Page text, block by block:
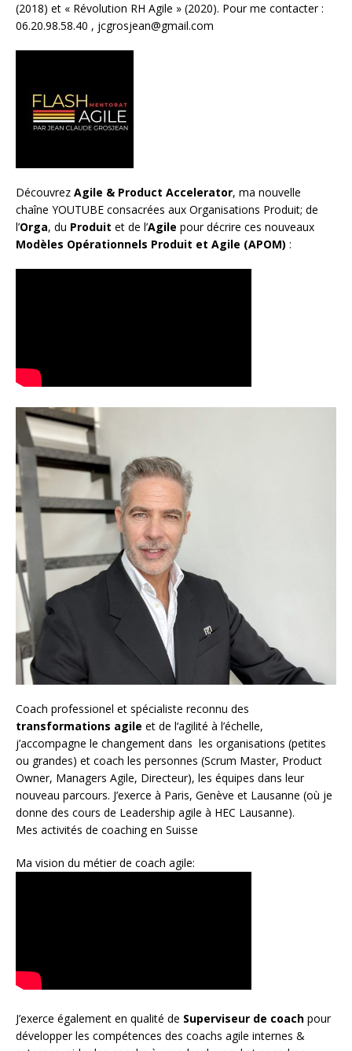
(2018) et « Révolution RH Agile » (2020). Pour me contacter :
06.20.98.58.40 , jcgrosjean@gmail.com
Découvrez Agile & Product Accelerator, ma nouvelle
chaîne YOUTUBE consacrées aux Organisations Produit; de
l’Orga, du Produit et de l’Agile pour décrire ces nouveaux
Modèles Opérationnels Produit et Agile (APOM) :
Coach professionel et spécialiste reconnu des
transformations agile et de l‘agilité à l’échelle,
j’accompagne le changement dans les organisations (petites
ou grandes) et coach les personnes (Scrum Master, Product
Owner, Managers Agile, Directeur), les équipes dans leur
nouveau parcours. J’exerce à Paris, Genève et Lausanne (où je
donne des cours de Leadership agile à HEC Lausanne).
Mes activités de coaching en Suisse
Ma vision du métier de coach agile:
J’exerce également en qualité de Superviseur de coach pour
développer les compétences des coachs agile internes &